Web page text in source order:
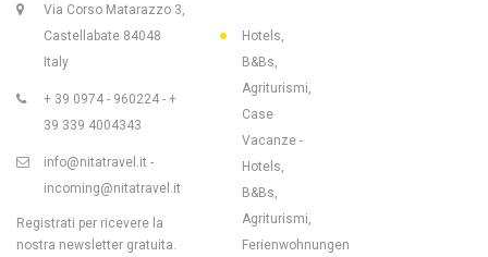
Via Corso Matarazzo 3,
Castellabate 84048
Italy
+ 39 0974 - 960224 - +
39 339 4004343
info@nitatravel.it -
incoming@nitatravel.it
Registrati per ricevere la
nostra newsletter gratuita.
Hotels,
B&Bs,
Agriturismi,
Case
Vacanze -
Hotels,
B&Bs,
Agriturismi,
Ferienwohnungen